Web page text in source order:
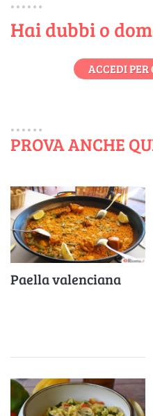
Hai dubbi o
ACCEDI PER
PROVA ANCHE
Paella valenciana